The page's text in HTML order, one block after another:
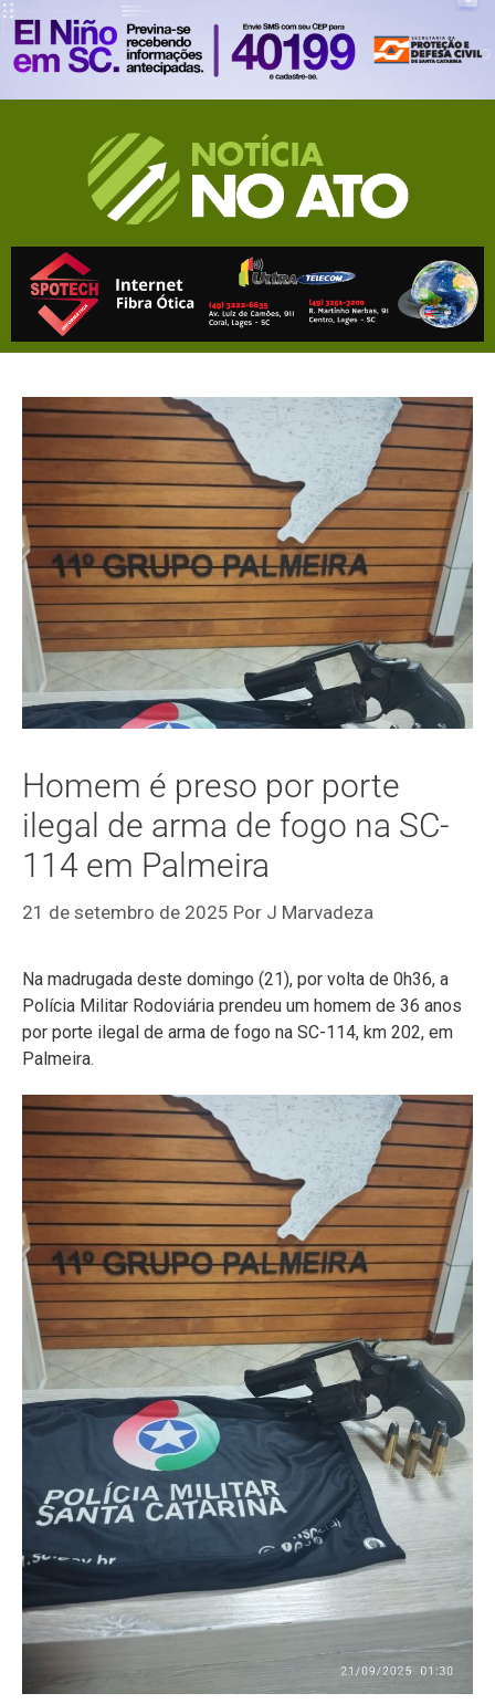
Homem é preso por porte
ilegal de arma de fogo na SC-
114 em Palmeira
21 de setembro de 2025 Por J Marvadeza
Na madrugada deste domingo (21), por volta de 0h36, a
Polícia Militar Rodoviária prendeu um homem de 36 anos
por porte ilegal de arma de fogo na SC-114, km 202, em
Palmeira.